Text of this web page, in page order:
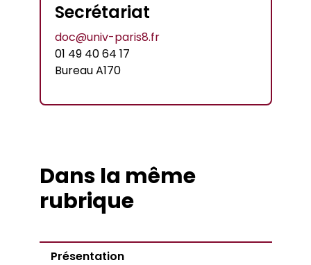
Secrétariat
doc@univ-paris8.fr
01 49 40 64 17
Bureau A170
Dans la même
rubrique
Présentation